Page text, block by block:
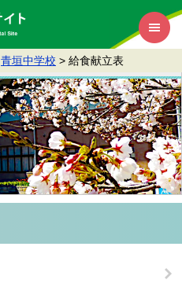
青垣中学校 > 給食献立表